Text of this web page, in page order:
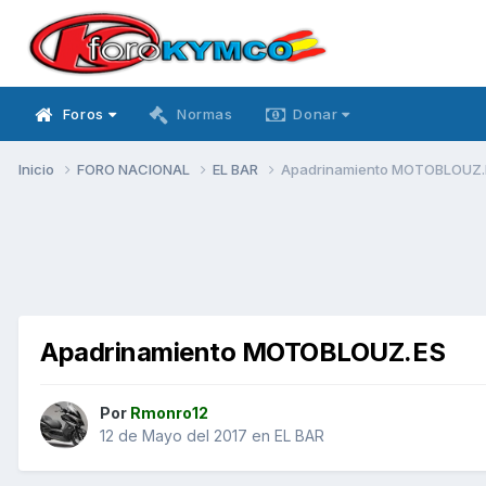
Foros Normas Donar
Inicio FORO NACIONAL EL BAR Apadrinamiento
Apadrinamiento MOTOBLOUZ.ES
Por Rmonro12
12 de Mayo del 2017 en EL BAR